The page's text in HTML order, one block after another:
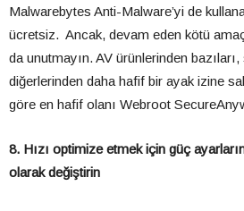
Malwarebytes Anti-Malware’yi de
ücretsiz. Ancak, devam eden kötü
da unutmayın. AV ürünlerinden
diğerlerinden daha hafif bir ayak izine
göre en hafif olanı Webroot
8. Hızı optimize etmek için güç
olarak değiştirin